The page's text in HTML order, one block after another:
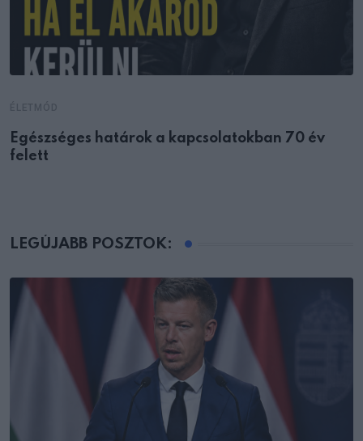
Egészséges határok a kapcsolatokban 70 év
felett
LEGÚJABB POSZTOK: